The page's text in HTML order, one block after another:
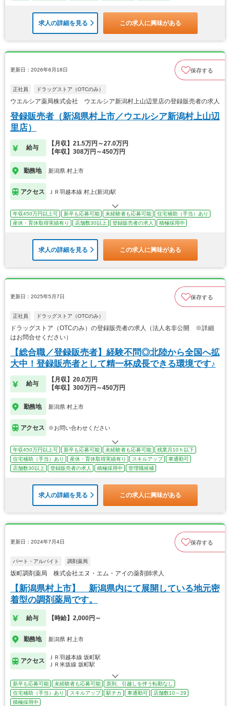
求人の詳細を見る この求人に興味がある
更新日：2026年6月18日 保存する
正社員 ドラッグストア（OTCのみ）
ウエルシア薬局株式会社 ウエルシア新潟村上山辺里店の登録販売者の求人
登録販売者（新潟県村上市／ウエルシア新潟村上山辺
里店）
給与
【月収】21.5万円～27.0万円
【年収】308万円～450万円
勤務地 新潟県 村上市
アクセス ＪＲ羽越本線 村上(新潟)駅
年収450万円以上可 新卒も応募可能 未経験者も応募可能
住宅補助（手当）あり
産休・育休取得実績有り
店舗数30以上 登録販売者の求人 積極採用中
求人の詳細を見る この求人に興味がある
更新日：2025年5月7日 保存する
正社員 ドラッグストア（OTCのみ）
ドラッグストア（OTCのみ）の登録販売者の求人（法人名非公開 ※詳細
はお問合せください）
【総合職／登録販売者】経験不問◎北陸から全国へ拡
大中！登録販売者として精一杯成長できる環境です♪
給与
【月収】20.0万円
【年収】300万円～450万円
勤務地 新潟県 村上市
アクセス ※お問い合わせください
年収450万円以上可 新卒も応募可能 未経験者も応募可能
残業月10ｈ以下
住宅補助（手当）あり
産休・育休取得実績有り スキルアップ
車通勤可
店舗数30以上
登録販売者の求人 積極採用中 管理職候補
求人の詳細を見る この求人に興味がある
更新日：2024年7月4日 保存する
パート・アルバイト 調剤薬局
坂町調剤薬局 株式会社エヌ・エム・アイの薬剤師求人
【新潟県村上市】 新潟県内にて展開している地元密
着型の調剤薬局です。
給与 【時給】2,000円～
勤務地 新潟県 村上市
アクセス
ＪＲ羽越本線 坂町駅
ＪＲ米坂線 坂町駅
新卒も応募可能 未経験者も応募可能
原則、引越しを伴う転勤なし
住宅補助（手当）あり
スキルアップ 駅チカ 車通勤可
店舗数10～29
積極採用中